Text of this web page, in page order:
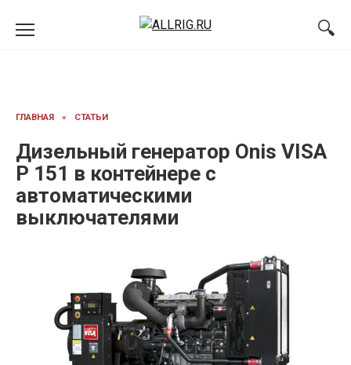
ГЛАВНАЯ » СТАТЬИ
Дизельный генератор Onis VISA
P 151 в контейнере с
автоматическими
выключателями